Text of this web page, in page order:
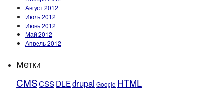
Август 2012
Июль 2012
Июнь 2012
Май 2012
Апрель 2012
Метки
CMSCSSDLEdrupal Google HTML